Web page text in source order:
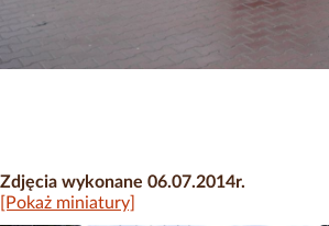
Zdjęcia wykonane 06.07.2014r.
[Pokaż miniatury]